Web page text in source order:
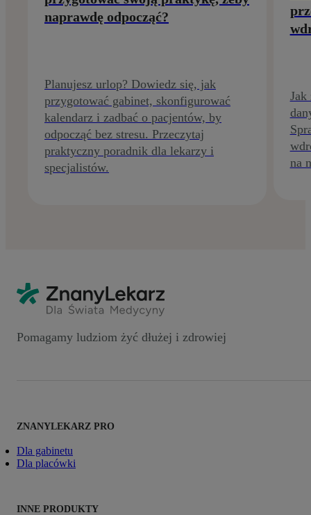
naprawdę odpocząć?
Planujesz urlop? Dowiedz się, jak
przygotować gabinet, skonfigurować
kalendarz i zadbać o pacjentów, by
odpocząć bez stresu. Przeczytaj
praktyczny poradnik dla lekarzy i
specjalistów.
Jak
na
Pomagamy ludziom żyć dłużej i zdrowiej
ZNANYLEKARZ PRO
Dla gabinetu
Dla placówki
INNE PRODUKTY